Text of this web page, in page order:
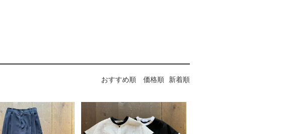
おすすめ順 価格順 新着順